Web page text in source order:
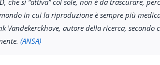
che si “attiva” col sole, non è da trascurare,
in cui la riproduzione è sempre più
Vandekerckhove, autore della ricerca,
(ANSA)